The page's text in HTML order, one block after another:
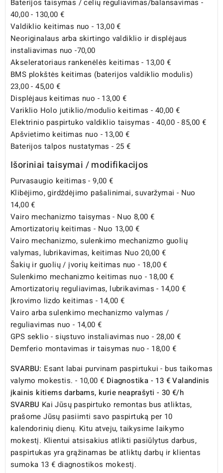
Baterijos taisymas / celių reguliavimas/balansavimas -
40,00 - 130,00 €
Valdiklio keitimas nuo - 13,00 €
Neoriginalaus arba skirtingo valdiklio ir displėjaus
instaliavimas nuo -70,00
Akseleratoriaus rankenėlės keitimas - 13,00 €
BMS plokštės keitimas (baterijos valdiklio modulis)
23,00 - 45,00 €
Displėjaus keitimas nuo - 13,00 €
Variklio Holo jutiklio/modulio keitimas - 40,00 €
Elektrinio paspirtuko valdiklio taisymas - 40,00 - 85,00 €
Apšvietimo keitimas nuo - 13,00 €
Baterijos talpos nustatymas - 25 €
Išoriniai taisymai / modifikacijos
Purvasaugio keitimas - 9,00 €
Klibėjimo, girdždėjimo pašalinimai, suvaržymai - Nuo
14,00 €
Vairo mechanizmo taisymas - Nuo 8,00 €
Amortizatorių keitimas - Nuo 13,00 €
Vairo mechanizmo, sulenkimo mechanizmo guolių
valymas, lubrikavimas, keitimas Nuo 20,00 €
Šakių ir guolių / įvorių keitimas nuo - 18,00 €
Sulenkimo mechanizmo keitimas nuo - 18,00 €
Amortizatorių reguliavimas, lubrikavimas - 14,00 €
Įkrovimo lizdo keitimas - 14,00 €
Vairo arba sulenkimo mechanizmo valymas /
reguliavimas nuo - 14,00 €
GPS seklio - siųstuvo instaliavimas nuo - 28,00 €
Demferio montavimas ir taisymas nuo - 18,00 €
SVARBU: Esant labai purvinam paspirtukui - bus taikomas
valymo mokestis. - 10,00 € Diagnostika - 13 € Valandinis
įkainis kitiems darbams, kurie neaprašyti - 30 €/h
SVARBU Kai Jūsų paspirtuko remontas bus atliktas,
prašome Jūsų pasiimti savo paspirtuką per 10
kalendorinių dienų. Kitu atveju, taikysime laikymo
mokestį. Klientui atsisakius atlikti pasiūlytus darbus,
paspirtukas yra grąžinamas be atliktų darbų ir klientas
sumoka 13 € diagnostikos mokestį.